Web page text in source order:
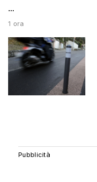
...
1 ora